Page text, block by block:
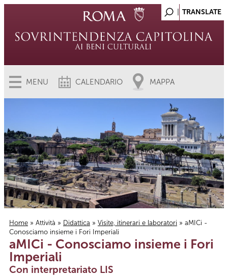
MENU CALENDARIO MAPPA
Tu sei qui
Home » Attività » Didattica » Visite, itinerari e laboratori » aMICi -
Conosciamo insieme i Fori Imperiali
aMICi - Conosciamo insieme i Fori
Imperiali
Con interpretariato LIS